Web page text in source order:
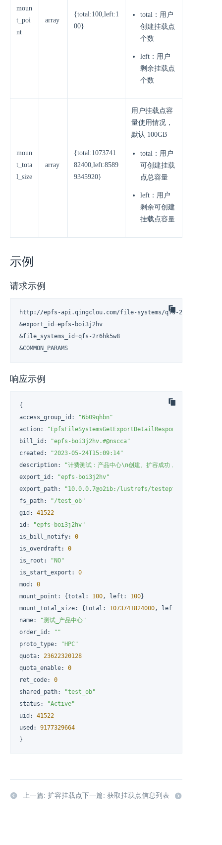
moun
t_poi
nt
array
{total:100,left:1
00}
total：用户
创建挂载点
个数
left：用户
剩余挂载点
个数
moun
t_tota
l_size
array
{total:1073741
82400,left:8589
9345920}
用户挂载点容
量使用情况，
默认 100GB
total：用户
可创建挂载
点总容量
left：用户
剩余可创建
挂载点容量
示例
请求示例
http://epfs-api.qingclou.com/file-systems/qfs-2r6hk5w8/
&export_id=epfs-boi3j2hv
&file_systems_id=qfs-2r6hk5w8
&COMMON_PARAMS
响应示例
{
access_group_id :
"6b09qhbn"
action:
"EpfsFileSystemsGetExportDetailResponse"
bill_id :
"epfs-boi3j2hv.#@nscca"
created :
"2023-05-24T15:09:14"
description:
"计费测试：产品中心\n创建、扩容成功，计费已保存
export_id :
"epfs-boi3j2hv"
export_path:
"10.0.0.7@o2ib:/lustrefs/testepfs/test_ob"
fs_path:
"/test_ob"
gid :
41522
id :
"epfs-boi3j2hv"
is_bill_notify:
0
is_overdraft :
0
is_root :
"NO"
is_start_export :
0
mod :
0
mount_point : {total : 100, left : 100}
mount_total_size: {total : 1073741824000, left
name:
"测试_产品中心"
order_id :
""
proto_type:
"HPC"
quota:
23622320128
quota_enable:
0
ret_code:
0
shared_path:
"test_ob"
status :
"Active"
uid :
41522
used :
9177329664
}
上一篇: 扩容挂载点下一篇: 获取挂载点信息列表